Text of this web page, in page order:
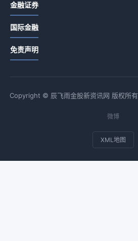
金融证券
国际金融
免责声明
Copyright © 辰飞雨金股新资讯网 版权所有
微博
XML地图